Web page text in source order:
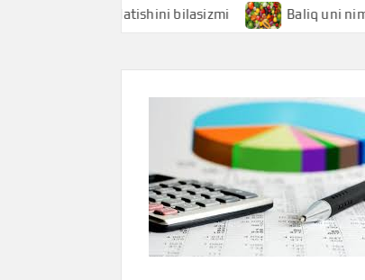
anglatishini bilasizmi Baliq uni nimani